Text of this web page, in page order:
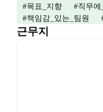
#목표_지향 #직무
#책임감_있는_팀원
근무지